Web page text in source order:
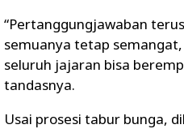
“Pertanggungjawaban
semuanya tetap
seluruh jajaran bisa
tandasnya.
Usai prosesi tabur bunga,